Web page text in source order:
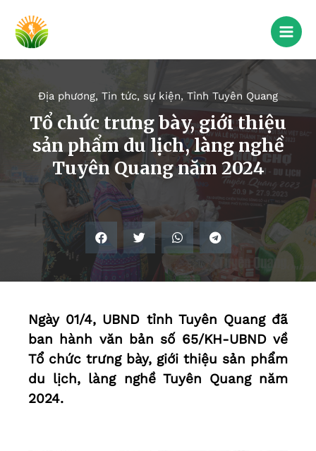
Địa phương, Tin tức, sự kiện, Tỉnh Tuyên Quang
Tổ chức trưng bày, giới thiệu
sản phẩm du lịch, làng nghề
Tuyên Quang năm 2024
Ngày 01/4, UBND tỉnh Tuyên Quang đã
ban hành văn bản số 65/KH-UBND về
Tổ chức trưng bày, giới thiệu sản phẩm
du lịch, làng nghề Tuyên Quang năm
2024.